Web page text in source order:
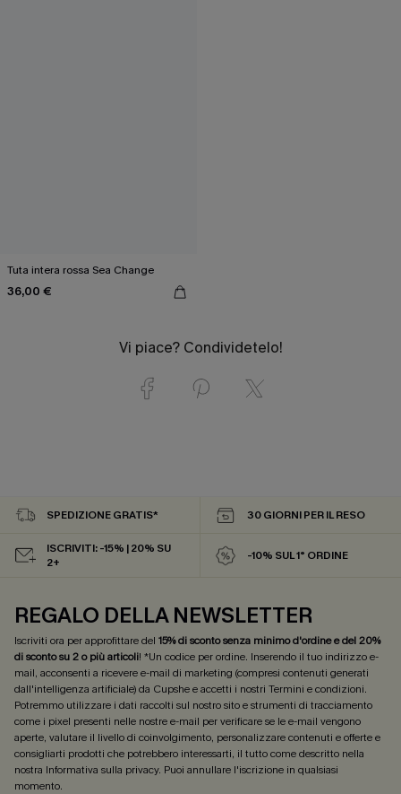
Tuta intera rossa Sea Change
36,00 €
Vi piace? Condividetelo!
SPEDIZIONE GRATIS* 30 GIORNI PER IL RESO
ISCRIVITI: -15% | 20% SU
2+
-10% SUL 1° ORDINE
REGALO DELLA NEWSLETTER
Iscriviti ora per approfittare del 15% di sconto senza minimo d'ordine e del 20%
di sconto su 2 o più articoli! *Un codice per ordine. Inserendo il tuo indirizzo e-
mail, acconsenti a ricevere e-mail di marketing (compresi contenuti generati
dall'intelligenza artificiale) da Cupshe e accetti i nostri Termini e condizioni.
Potremmo utilizzare i dati raccolti sul nostro sito e strumenti di tracciamento
come i pixel presenti nelle nostre e-mail per verificare se le e-mail vengono
aperte, valutare il livello di coinvolgimento, personalizzare contenuti e offerte e
consigliarti prodotti che potrebbero interessarti, il tutto come descritto nella
nostra Informativa sulla privacy. Puoi annullare l'iscrizione in qualsiasi
momento.